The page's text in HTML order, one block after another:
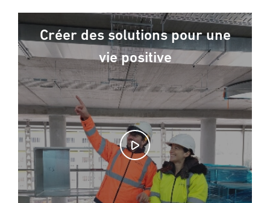
Créer des solutions pour une
vie positive